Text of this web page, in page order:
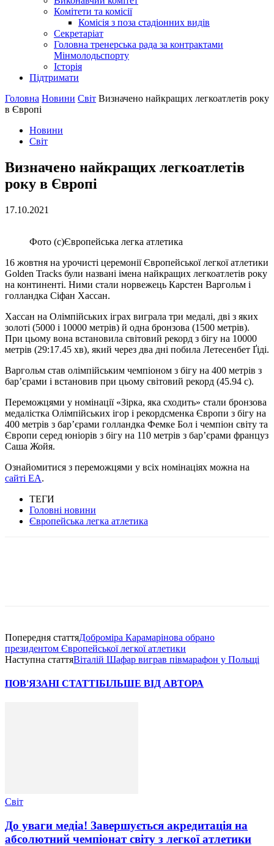
Комітети та комісії
Комісія з поза стадіонних видів
Секретаріат
Головна тренерська рада за контрактами
Мінмолодьспорту
Історія
Підтримати
Головна Новини Світ Визначено найкращих легкоатлетів року
в Європі
Новини
Світ
Визначено найкращих легкоатлетів
року в Європі
17.10.2021
Фото (с)Європейська легка атлетика
16 жовтня на урочисті церемонії Європейської легкої атлетики
Golden Tracks були названі імена найкращих легкоатлетів року
на континенті. Ними стали норвежець Карстен Варгольм і
голландка Сіфан Хассан.
Хассан на Олімпійських іграх виграла три медалі, дві з яких
золоті (5000 і 10000 метрів) й одна бронзова (1500 метрів).
При цьому вона встановила світовий рекорд з бігу на 10000
метрів (29:17.45 хв), який через два дні побила Летесенбет Ґіді.
Варгольм став олімпійським чемпіоном з бігу на 400 метрів з
бар’єрами і встановив при цьому світовий рекорд (45.94 с).
Переможцями у номінації «Зірка, яка сходить» стали бронзова
медалістка Олімпійських ігор і рекордсменка Європи з бігу на
400 метрів з бар’єрами голландка Фемке Бол і чемпіон світу та
Європи серед юніорів з бігу на 110 метрів з бар’єрами француз
Саша Жойя.
Ознайомитися з переможцями у всіх номінаціях можна на
сайті ЕА.
ТЕГИ
Головні новини
Європейська легка атлетика
Попередня статтяДоброміра Карамарінова обрано
президентом Європейської легкої атлетики
Наступна статтяВіталій Шафар виграв півмарафон у Польщі
ПОВ'ЯЗАНІ СТАТТІБІЛЬШЕ ВІД АВТОРА
Світ
До уваги медіа! Завершується акредитація на
абсолютний чемпіонат світу з легкої атлетики